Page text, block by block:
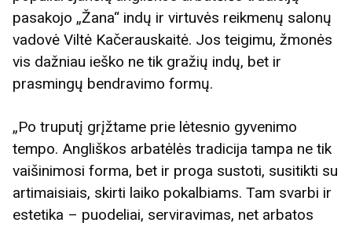
pasakojo „Žana“ indų ir virtuvės reikmenų salonų
vadovė Viltė Kačerauskaitė. Jos teigimu, žmonės
vis dažniau ieško ne tik gražių indų, bet ir
prasmingų bendravimo formų.
„Po truputį grįžtame prie lėtesnio gyvenimo
tempo. Angliškos arbatėlės tradicija tampa ne tik
vaišinimosi forma, bet ir proga sustoti, susitikti su
artimaisiais, skirti laiko pokalbiams. Tam svarbi ir
estetika – puodeliai, serviravimas, net arbatos